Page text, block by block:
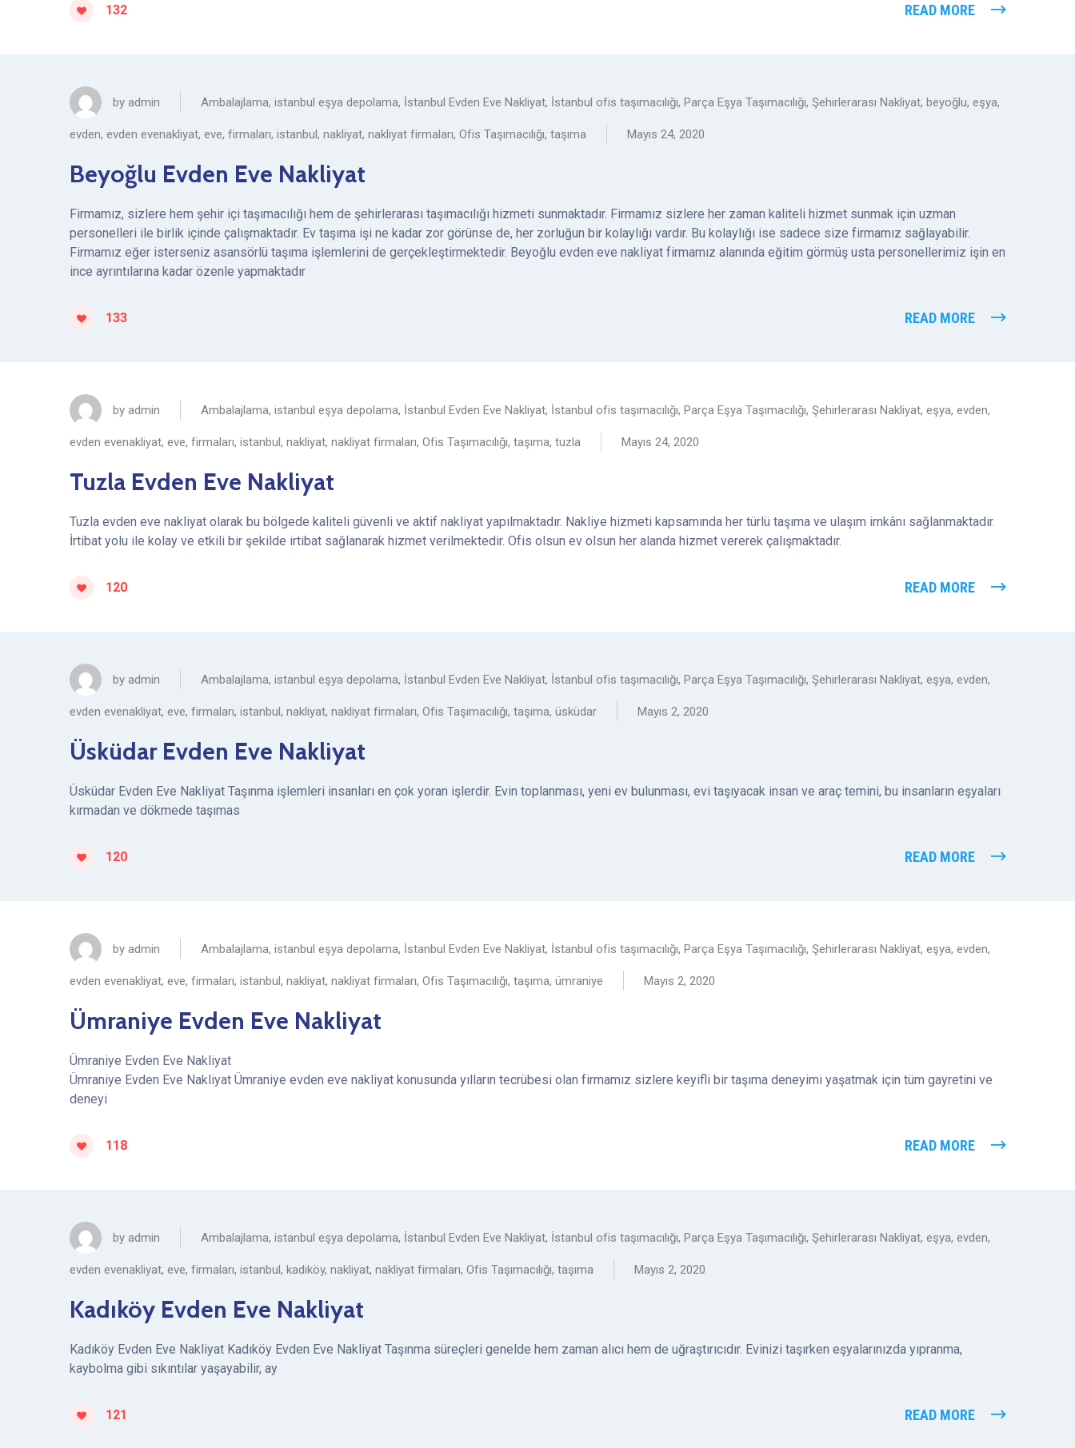
132 READ MORE
by admin Ambalajlama, istanbul eşya depolama, İstanbul Evden Eve Nakliyat, İstanbul ofis taşımacılığı, Parça Eşya Taşımacılığı, Şehirlerarası Nakliyat, beyoğlu, eşya,
evden, evden evenakliyat, eve, firmaları, istanbul, nakliyat, nakliyat firmaları, Ofis Taşımacılığı, taşıma Mayıs 24, 2020
Beyoğlu Evden Eve Nakliyat
Firmamız, sizlere hem şehir içi taşımacılığı hem de şehirlerarası taşımacılığı hizmeti sunmaktadır. Firmamız sizlere her zaman kaliteli hizmet sunmak için uzman
personelleri ile birlik içinde çalışmaktadır. Ev taşıma işi ne kadar zor görünse de, her zorluğun bir kolaylığı vardır. Bu kolaylığı ise sadece size firmamız sağlayabilir.
Firmamız eğer isterseniz asansörlü taşıma işlemlerini de gerçekleştirmektedir. Beyoğlu evden eve nakliyat firmamız alanında eğitim görmüş usta personellerimiz işin en
ince ayrıntılarına kadar özenle yapmaktadır
133 READ MORE
by admin Ambalajlama, istanbul eşya depolama, İstanbul Evden Eve Nakliyat, İstanbul ofis taşımacılığı, Parça Eşya Taşımacılığı, Şehirlerarası Nakliyat, eşya, evden,
evden evenakliyat, eve, firmaları, istanbul, nakliyat, nakliyat firmaları, Ofis Taşımacılığı, taşıma, tuzla Mayıs 24, 2020
Tuzla Evden Eve Nakliyat
Tuzla evden eve nakliyat olarak bu bölgede kaliteli güvenli ve aktif nakliyat yapılmaktadır. Nakliye hizmeti kapsamında her türlü taşıma ve ulaşım imkânı sağlanmaktadır.
İrtibat yolu ile kolay ve etkili bir şekilde irtibat sağlanarak hizmet verilmektedir. Ofis olsun ev olsun her alanda hizmet vererek çalışmaktadır.
120 READ MORE
by admin Ambalajlama, istanbul eşya depolama, İstanbul Evden Eve Nakliyat, İstanbul ofis taşımacılığı, Parça Eşya Taşımacılığı, Şehirlerarası Nakliyat, eşya, evden,
evden evenakliyat, eve, firmaları, istanbul, nakliyat, nakliyat firmaları, Ofis Taşımacılığı, taşıma, üsküdar Mayıs 2, 2020
Üsküdar Evden Eve Nakliyat
Üsküdar Evden Eve Nakliyat Taşınma işlemleri insanları en çok yoran işlerdir. Evin toplanması, yeni ev bulunması, evi taşıyacak insan ve araç temini, bu insanların eşyaları
kırmadan ve dökmede taşımas
120 READ MORE
by admin Ambalajlama, istanbul eşya depolama, İstanbul Evden Eve Nakliyat, İstanbul ofis taşımacılığı, Parça Eşya Taşımacılığı, Şehirlerarası Nakliyat, eşya, evden,
evden evenakliyat, eve, firmaları, istanbul, nakliyat, nakliyat firmaları, Ofis Taşımacılığı, taşıma, ümraniye Mayıs 2, 2020
Ümraniye Evden Eve Nakliyat
Ümraniye Evden Eve Nakliyat
Ümraniye Evden Eve Nakliyat Ümraniye evden eve nakliyat konusunda yılların tecrübesi olan firmamız sizlere keyifli bir taşıma deneyimi yaşatmak için tüm gayretini ve
deneyi
118 READ MORE
by admin Ambalajlama, istanbul eşya depolama, İstanbul Evden Eve Nakliyat, İstanbul ofis taşımacılığı, Parça Eşya Taşımacılığı, Şehirlerarası Nakliyat, eşya, evden,
evden evenakliyat, eve, firmaları, istanbul, kadıköy, nakliyat, nakliyat firmaları, Ofis Taşımacılığı, taşıma Mayıs 2, 2020
Kadıköy Evden Eve Nakliyat
Kadıköy Evden Eve Nakliyat Kadıköy Evden Eve Nakliyat Taşınma süreçleri genelde hem zaman alıcı hem de uğraştırıcıdır. Evinizi taşırken eşyalarınızda yıpranma,
kaybolma gibi sıkıntılar yaşayabilir, ay
121 READ MORE